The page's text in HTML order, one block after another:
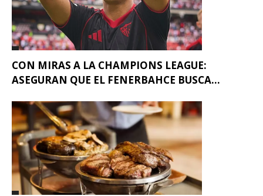
CON MIRAS A LA CHAMPIONS LEAGUE:
ASEGURAN QUE EL FENERBAHCE BUSCA...